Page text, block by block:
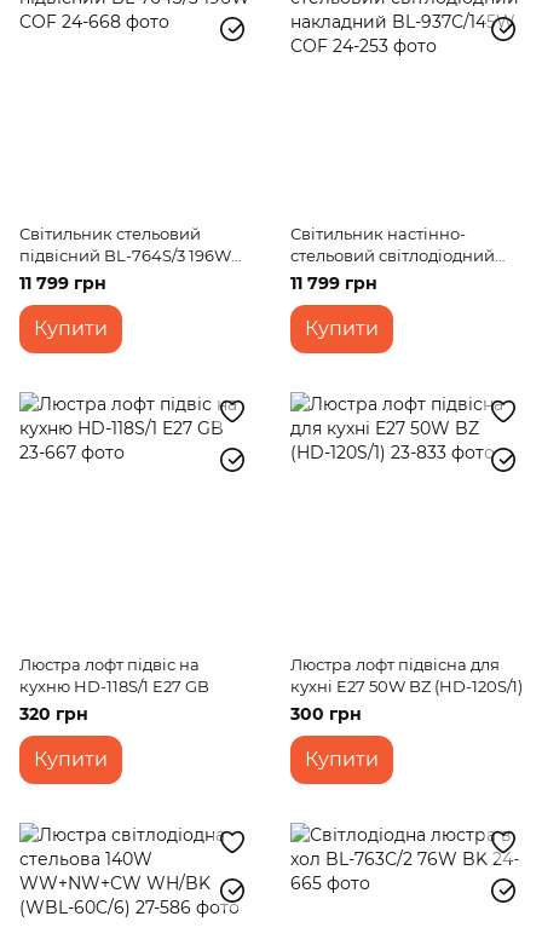
Світильник стельовий
підвісний BL-764S/3 196W
COF
11 799 грн
Купити
Світильник настінно-
стельовий світлодіодний
накладний BL-937С/145W
11 799 грн
Купити
Люстра лофт підвіс на
кухню HD-118S/1 E27 GB
320 грн
Купити
Люстра лофт підвісна для
кухні E27 50W BZ (HD-120S/1)
300 грн
Купити